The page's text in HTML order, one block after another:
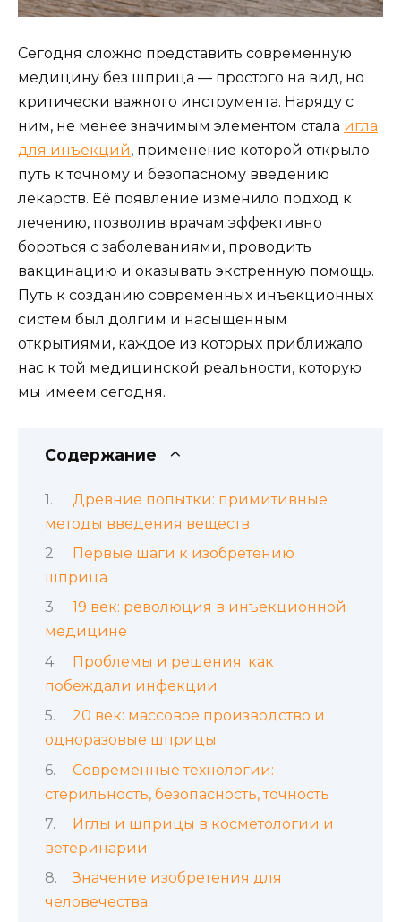
Сегодня сложно представить современную
медицину без шприца — простого на вид, но
критически важного инструмента. Наряду с
ним, не менее значимым элементом стала игла
для инъекций, применение которой открыло
путь к точному и безопасному введению
лекарств. Её появление изменило подход к
лечению, позволив врачам эффективно
бороться с заболеваниями, проводить
вакцинацию и оказывать экстренную помощь.
Путь к созданию современных инъекционных
систем был долгим и насыщенным
открытиями, каждое из которых приближало
нас к той медицинской реальности, которую
мы имеем сегодня.
Содержание
Древние попытки: примитивные
методы введения веществ
Первые шаги к изобретению
шприца
19 век: революция в инъекционной
медицине
Проблемы и решения: как
побеждали инфекции
20 век: массовое производство и
одноразовые шприцы
Современные технологии:
стерильность, безопасность, точность
Иглы и шприцы в косметологии и
ветеринарии
Значение изобретения для
человечества